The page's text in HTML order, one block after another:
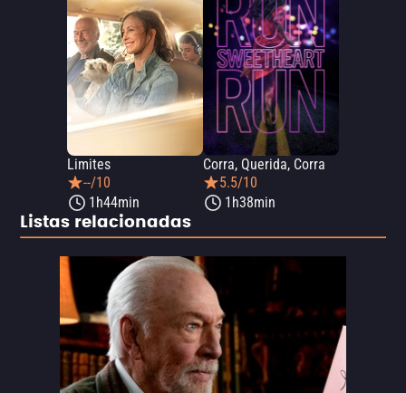
Limites
--/10
1h44min
Corra, Querida, Corra
5.5/10
1h38min
Listas relacionadas